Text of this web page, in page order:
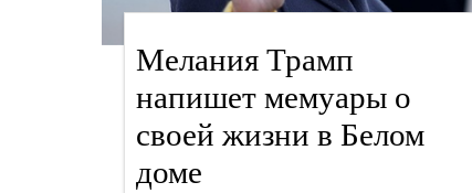
Мелания Трамп
напишет мемуары о
своей жизни в Белом
доме